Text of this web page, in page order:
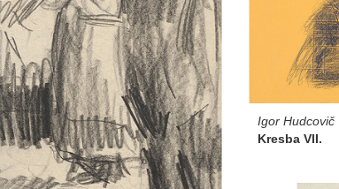
Igor Hudcovič
Kresba VII.